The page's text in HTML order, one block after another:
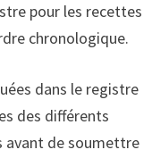
pour les recettes
chronologique.
dans le registre
des différents
avant de soumettre